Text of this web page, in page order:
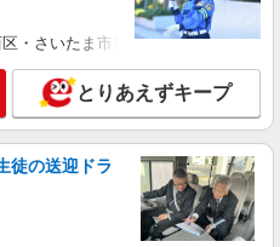
・さいたま市岩槻区・久喜市・蓮田
とりあえずキープ
徒の送迎ドラ